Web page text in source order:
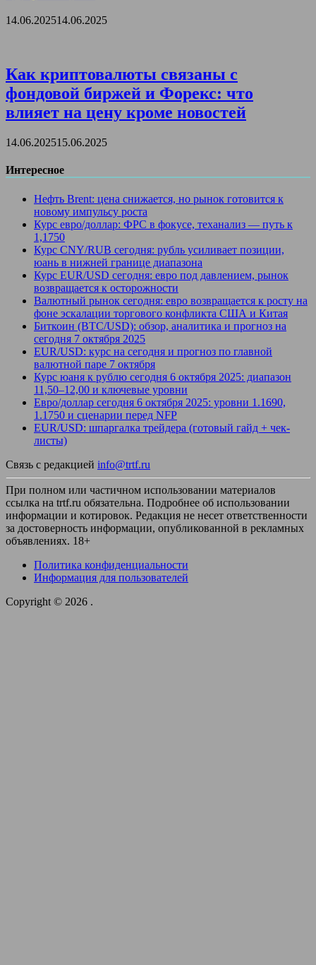
14.06.202514.06.2025
Как криптовалюты связаны с
фондовой биржей и Форекс: что
влияет на цену кроме новостей
14.06.202515.06.2025
Интересное
Нефть Brent: цена снижается, но рынок готовится к
новому импульсу роста
Курс евро/доллар: ФРС в фокусе, теханализ — путь к
1,1750
Курс CNY/RUB сегодня: рубль усиливает позиции,
юань в нижней границе диапазона
Курс EUR/USD сегодня: евро под давлением, рынок
возвращается к осторожности
Валютный рынок сегодня: евро возвращается к росту на
фоне эскалации торгового конфликта США и Китая
Биткоин (BTC/USD): обзор, аналитика и прогноз на
сегодня 7 октября 2025
EUR/USD: курс на сегодня и прогноз по главной
валютной паре 7 октября
Курс юаня к рублю сегодня 6 октября 2025: диапазон
11,50–12,00 и ключевые уровни
Евро/доллар сегодня 6 октября 2025: уровни 1.1690,
1.1750 и сценарии перед NFP
EUR/USD: шпаргалка трейдера (готовый гайд + чек-
листы)
Связь с редакцией info@trtf.ru
При полном или частичном использовании материалов
ссылка на trtf.ru обязательна. Подробнее об использовании
информации и котировок. Редакция не несет ответственности
за достоверность информации, опубликованной в рекламных
объявлениях. 18+
Политика конфиденциальности
Информация для пользователей
Copyright © 2026 .